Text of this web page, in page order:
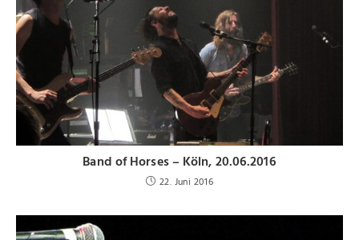
Band of Horses – Köln, 20.06.2016
22. Juni 2016